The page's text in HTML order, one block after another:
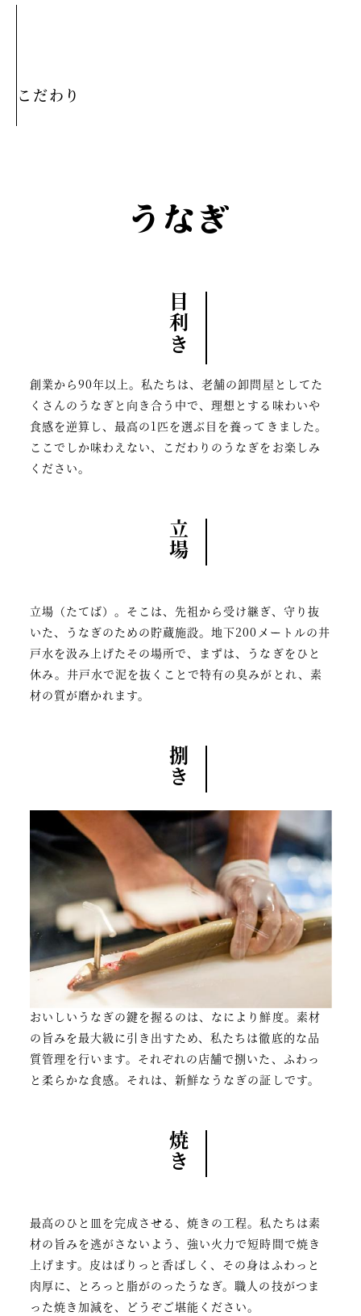
こだわり
うなぎ
目利き
創業から90年以上。私たちは、老舗の卸問屋としてた
くさんのうなぎと向き合う中で、理想とする味わいや
食感を逆算し、最高の1匹を選ぶ目を養ってきました。
ここでしか味わえない、こだわりのうなぎをお楽しみ
ください。
立場
立場（たてば）。そこは、先祖から受け継ぎ、守り抜
いた、うなぎのための貯蔵施設。地下200メートルの井
戸水を汲み上げたその場所で、まずは、うなぎをひと
休み。井戸水で泥を抜くことで特有の臭みがとれ、素
材の質が磨かれます。
捌き
おいしいうなぎの鍵を握るのは、なにより鮮度。素材
の旨みを最大級に引き出すため、私たちは徹底的な品
質管理を行います。それぞれの店舗で捌いた、ふわっ
と柔らかな食感。それは、新鮮なうなぎの証しです。
焼き
最高のひと皿を完成させる、焼きの工程。私たちは素
材の旨みを逃がさないよう、強い火力で短時間で焼き
上げます。皮はぱりっと香ばしく、その身はふわっと
肉厚に、とろっと脂がのったうなぎ。職人の技がつま
った焼き加減を、どうぞご堪能ください。